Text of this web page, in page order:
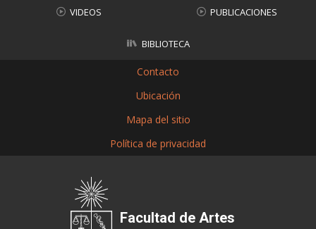
VIDEOS PUBLICACIONES
BIBLIOTECA
Contacto
Ubicación
Mapa del sitio
Política de privacidad
Facultad de Artes